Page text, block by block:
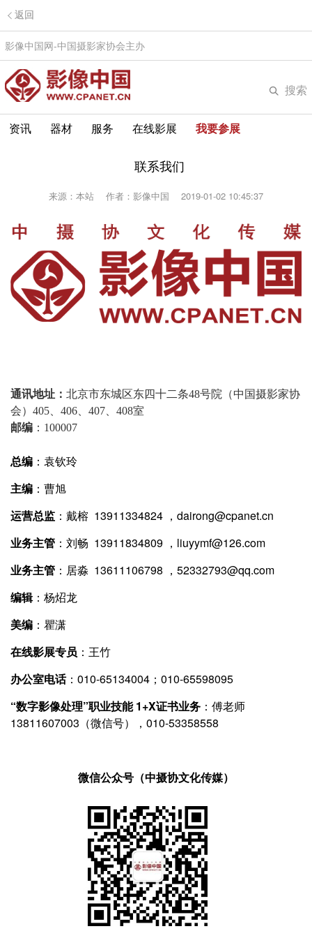
返回
影像中国网-中国摄影家协会主办
搜索
资讯 器材 服务 在线影展 我要参展
联系我们
来源：本站 作者：影像中国 2019-01-02 10:45:37
通讯地址： 北京市东城区东四十二条48号院（中国摄影家协
会）405、406、407、408室
邮编 ：100007
总编 ：袁钦玲
主编 ：曹旭
运营总监 ：戴榕 13911334824 ，dairong@cpanet.cn
业务主管 ：刘畅 13911834809 ，liuyymf@126.com
业务主管 ：居淼 13611106798 ，52332793@qq.com
编辑：杨炤龙
美编 ：瞿潇
在线影展专员 ：王竹
办公室电话：010-65134004；010-65598095
“数字影像处理”职业技能 1+X证书业务 ：傅老师
13811607003（微信号），010-53358558
微信公众号（中摄协文化传媒）